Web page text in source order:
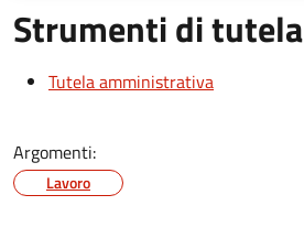
Strumenti di tutela
Tutela amministrativa
Argomenti:
Lavoro